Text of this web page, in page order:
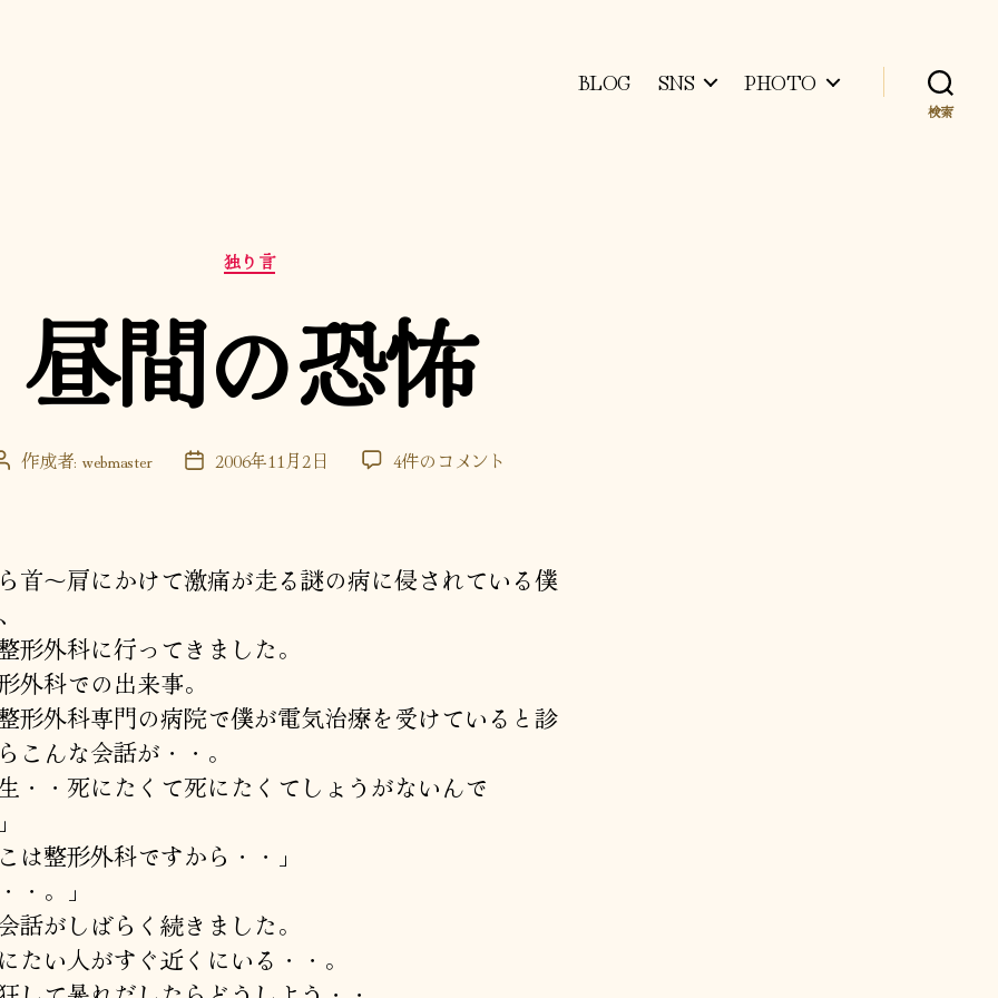
BLOG SNS PHOTO
検索
カ
テ
ー
独り言
昼間の恐怖
投 作成者: webmaster
投 2006年11月2日
昼
怖
へ
4件のコメント
首～肩にかけて激痛が走る謎の病に侵されている僕
形外科に行ってきました。
外科での出来事。
形外科専門の病院で僕が電気治療を受けていると診
こんな会話が・・。
・・死にたくて死にたくてしょうがないんで
は整形外科ですから・・」
・。」
話がしばらく続きました。
い人がすぐ近くにいる・・。